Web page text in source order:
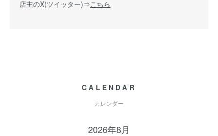
店主のX(ツイッター)⇒こちら
CALENDAR
カレンダー
2026年8月